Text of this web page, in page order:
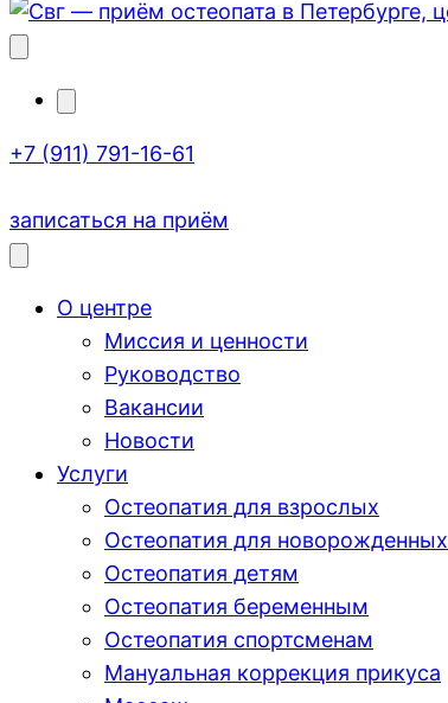
+7 (911) 791-16-61
записаться на приём
О центре
Миссия и ценности
Руководство
Вакансии
Новости
Услуги
Остеопатия для взрослых
Остеопатия для новорожденных
Остеопатия детям
Остеопатия беременным
Остеопатия спортсменам
Мануальная коррекция прикуса